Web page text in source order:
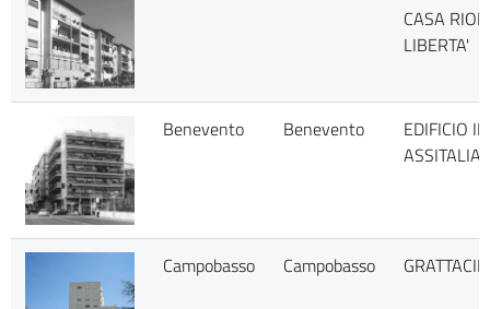
CASA
LIBERTA'
Benevento Benevento
EDIFICIO
ASSITALIA
Campobasso Campobasso